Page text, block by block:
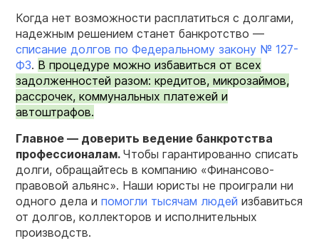
Когда нет возможности расплатиться с долгами,
надежным решением станет банкротство —
списание долгов по Федеральному закону № 127-
ФЗ. В процедуре можно избавиться от всех
задолженностей разом: кредитов, микрозаймов,
рассрочек, коммунальных платежей и
автоштрафов.
Главное — доверить ведение банкротства
профессионалам. Чтобы гарантированно списать
долги, обращайтесь в компанию «Финансово-
правовой альянс». Наши юристы не проиграли ни
одного дела и помогли тысячам людей избавиться
от долгов, коллекторов и исполнительных
производств.